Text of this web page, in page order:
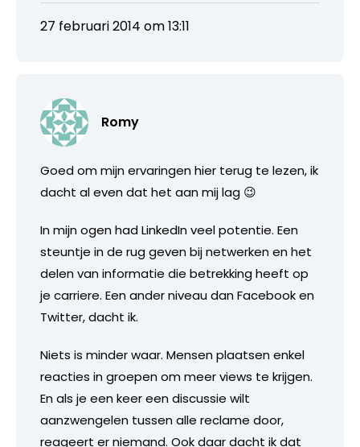
27 februari 2014 om 13:11
Romy
Goed om mijn ervaringen hier terug te lezen, ik
dacht al even dat het aan mij lag 😉
In mijn ogen had LinkedIn veel potentie. Een
steuntje in de rug geven bij netwerken en het
delen van informatie die betrekking heeft op
je carriere. Een ander niveau dan Facebook en
Twitter, dacht ik.
Niets is minder waar. Mensen plaatsen enkel
reacties in groepen om meer views te krijgen.
En als je een keer een discussie wilt
aanzwengelen tussen alle reclame door,
reageert er niemand. Ook daar dacht ik dat